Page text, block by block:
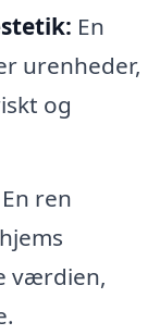
En
urenheder,
og
En ren
værdien,